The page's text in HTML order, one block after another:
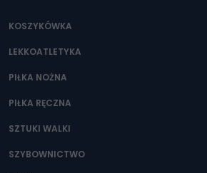
KOSZYKÓWKA
LEKKOATLETYKA
PIŁKA NOŻNA
PIŁKA RĘCZNA
SZTUKI WALKI
SZYBOWNICTWO